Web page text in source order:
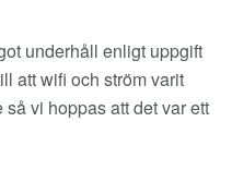
underhåll enligt uppgift
att wifi och ström varit
vi hoppas att det var ett